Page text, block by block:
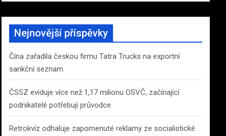
Nejnovější příspěvky
Čína zařadila českou firmu Tatra Trucks na exportní
sankční seznam
ČSSZ eviduje více než 1,17 milionu OSVČ, začínající
podnikatelé potřebují průvodce
Retrokvíz odhaluje zapomenuté reklamy ze socialistické